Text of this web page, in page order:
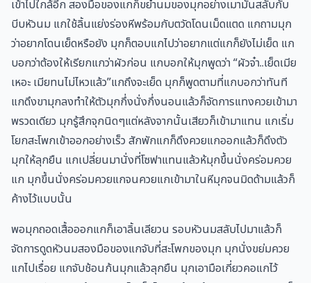
เข้าไปใกล้อีก สองมือของแกก็ขย้ำนมของมุกอย่างเมามันสลับกับ
บีบหัวนม แกใช้ลิ้นแย่งร่องหีพร้อมกับตวัดโดนเม็ดแตด แกถามมุก
ว่าอยากโดนเย็ดหรือยัง มุกก็ตอบแกไปว่าอยากแต่แกก็ยังไม่เย็ด แก
บอกว่าต้องให้เรียกแกว่าผัวก่อน แกบอกให้มุกพูดว่า “ผัวจ๋า..เย็ดเมีย
เหอะ เมียทนไม่ไหวแล้ว”แกถึงจะเย็ด มุกก็พูดตามที่แกบอกว่าทันที
แกดึงขามุกลงทำให้ตัวมุกกึ่งนั่งกึ่งนอนแล้วก็จัดการแทงควยเข้ามา
พรวดเดียว มุกรู้สึกจุกนิดๆแต่หลังจากนั้นเสียวก็เข้ามาแทน แกเริ่ม
โยกสะโพกเข้าออกอย่างเร็ว สักพักแกก็ดึงควยแกออกแล้วก็ดึงตัว
มุกให้ลุกยืน แกเปลี่ยนมานั่งที่โซฟาแทนแล้วห้มุกขึ้นนั่งคร่อมควย
แก มุกขึ้นนั่งคร่อมควยแกจนควยแกเข้ามาในหีมุกจนมิดด้ามแล้วก็
ค้างไว้แบบนั้น
พอมุกถอดเสื้อออกแกก็เอาลิ้นเลียวน รอบหัวนมสลับไปมาแล้วก็
จัดการดูดหัวนมสองมือของแกจับที่สะโพกของมุก มุกนั่งขย่มควย
แกไปเรื่อย แกจับช้อนก้นมุกแล้วลุกยืน มุกเอามือเกี่ยวคอแกไว้